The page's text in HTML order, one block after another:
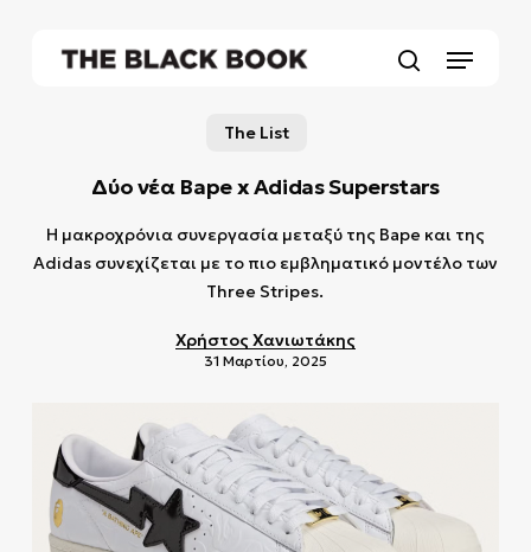
Menu
The List
Δύο νέα Bape x Adidas Superstars
Η μακροχρόνια συνεργασία μεταξύ της Bape και της
Adidas συνεχίζεται με το πιο εμβληματικό μοντέλο των
Three Stripes.
Χρήστος Χανιωτάκης
31 Μαρτίου, 2025